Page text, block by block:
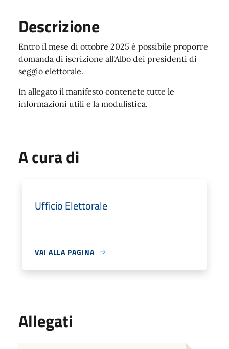
Descrizione
Entro il mese di ottobre 2025 è possibile proporre
domanda di iscrizione all'Albo dei presidenti di
seggio elettorale.
In allegato il manifesto contenete tutte le
informazioni utili e la modulistica.
A cura di
Ufficio Elettorale
VAI ALLA PAGINA
Allegati